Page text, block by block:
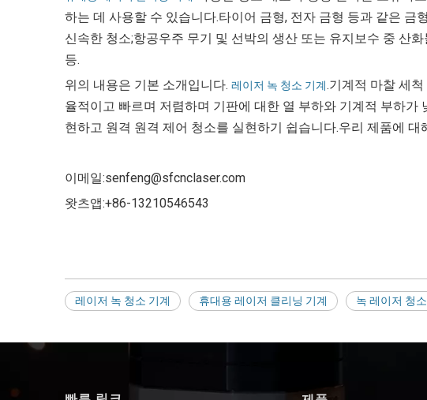
하는 데 사용할 수 있습니다.타이어 금형, 전자 금형 등과 같은
신속한 청소;항공우주 무기 및 선박의 ​​생산 또는 유지보수 중 산
등.
위의 내용은 기본 소개입니다. 레이저 녹 청소 기계.기계적 마찰 세
율적이고 빠르며 저렴하며 기판에 대한 열 부하와 기계적 부하
현하고 원격 원격 제어 청소를 실현하기 쉽습니다.우리 제품에
이메일:senfeng@sfcnclaser.com
왓츠앱:+86-13210546543
레이저 녹 청소 기계 휴대용 레이저 클리닝 기계 녹 레이저 청